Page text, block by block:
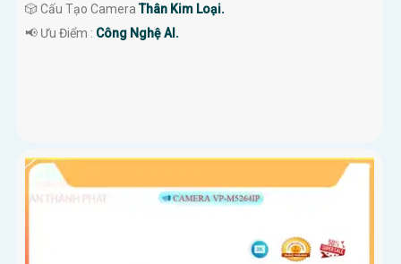
🎲 Cấu Tạo CameraThân Kim Loại.
️📢 Ưu Điểm : Công Nghệ AI.